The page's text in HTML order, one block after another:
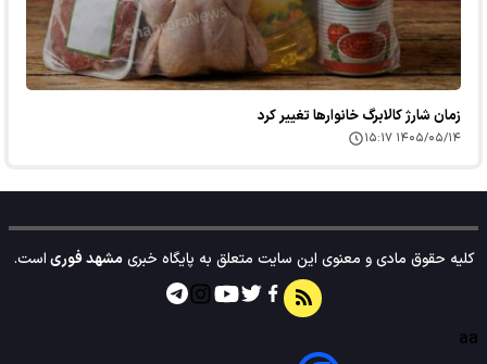
زمان شارژ کالابرگ خانوارها تغییر کرد
۱۴۰۵/۰۵/۱۴ ۱۵:۱۷
کلیه حقوق مادی و معنوی این سایت متعلق به پایگاه خبریمشهد فوریاست.
aa